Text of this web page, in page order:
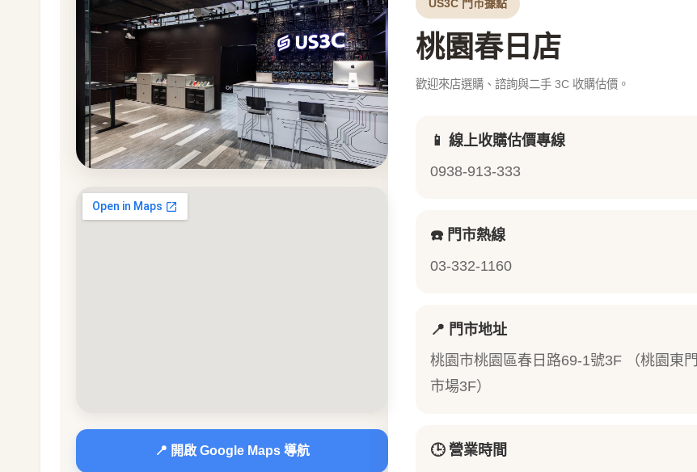
📍 開啟 Google Maps 導航
US3C 門市據點
桃園春日店
歡迎來店選購、諮詢與二手 3C 收購估價。
📱 線上收購估價專線
0938-913-333
☎️ 門市熱線
03-332-1160
📍 門市地址
桃園市桃園區春日路69-1號3F （桃園東門
市場3F）
🕒 營業時間